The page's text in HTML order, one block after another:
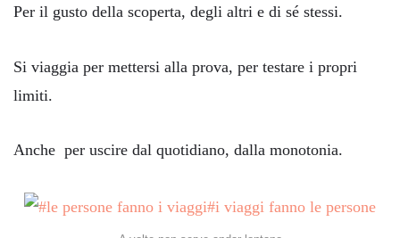
Per il gusto della scoperta, degli altri e di sé stessi.
Si viaggia per mettersi alla prova, per testare i propri
limiti.
Anche per uscire dal quotidiano, dalla monotonia.